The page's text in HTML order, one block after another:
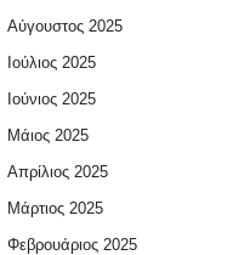
Αύγουστος 2025
Ιούλιος 2025
Ιούνιος 2025
Μάιος 2025
Απρίλιος 2025
Μάρτιος 2025
Φεβρουάριος 2025